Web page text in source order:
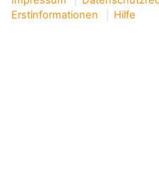
Erstinformationen
Hilfe